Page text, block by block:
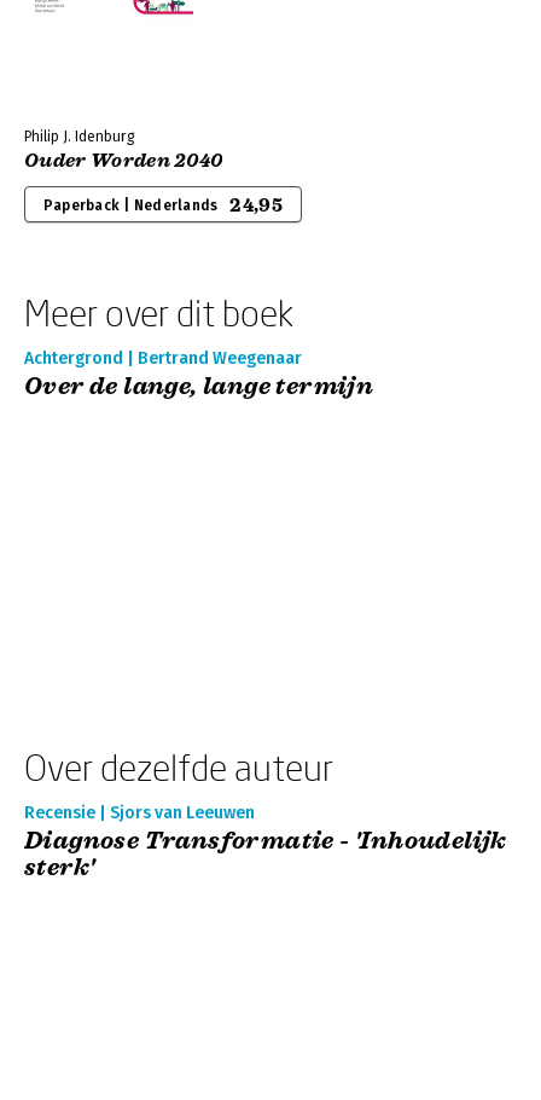
Philip J. Idenburg
Ouder Worden 2040
Paperback | Nederlands 24,95
Meer over dit boek
Achtergrond | Bertrand Weegenaar
Over de lange, lange termijn
Over dezelfde auteur
Recensie | Sjors van Leeuwen
Diagnose Transformatie - 'Inhoudelijk
sterk'